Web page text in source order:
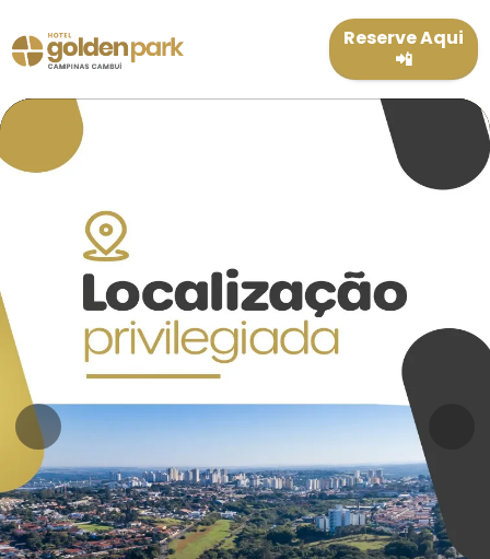
Reserve Aqui
📲